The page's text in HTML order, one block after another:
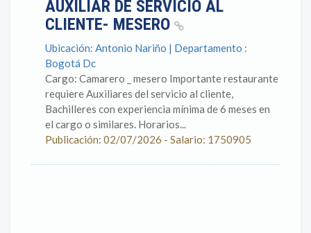
AUXILIAR DE SERVICIO AL
CLIENTE- MESERO
Ubicación: Antonio Nariño | Departamento :
Bogotá Dc
Cargo: Camarero _ mesero Importante restaurante
requiere Auxiliares del servicio al cliente,
Bachilleres con experiencia mínima de 6 meses en
el cargo o similares. Horarios...
Publicación: 02/07/2026 - Salario: 1750905